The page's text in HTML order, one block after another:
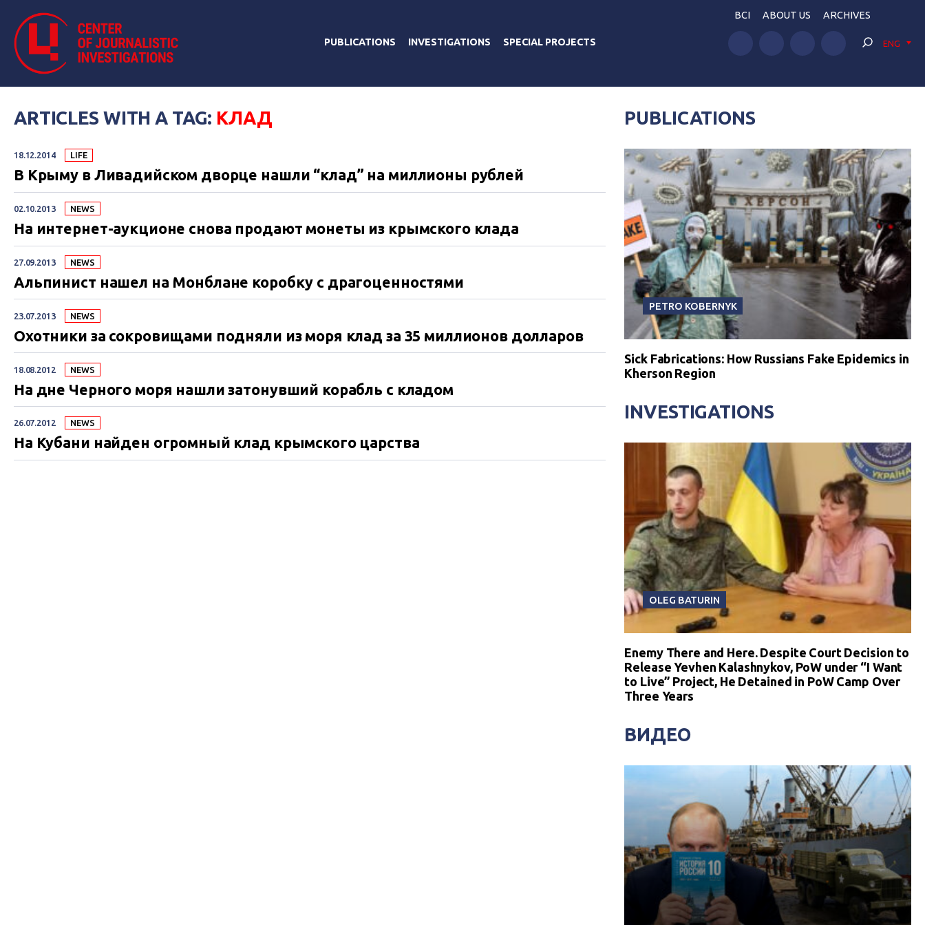
PUBLICATIONS INVESTIGATIONS SPECIAL PROJECTS
BCI ABOUT US ARCHIVES
ENG
ARTICLES WITH A TAG: КЛАД
18.12.2014 LIFE
В Крыму в Ливадийском дворце нашли “клад” на миллионы рублей
02.10.2013 NEWS
На интернет-аукционе снова продают монеты из крымского клада
27.09.2013 NEWS
Альпинист нашел на Монблане коробку с драгоценностями
23.07.2013 NEWS
Охотники за сокровищами подняли из моря клад за 35 миллионов долларов
18.08.2012 NEWS
На дне Черного моря нашли затонувший корабль с кладом
26.07.2012 NEWS
На Кубани найден огромный клад крымского царства
PUBLICATIONS
PETRO KOBERNYK
Sick Fabrications: How Russians Fake Epidemics in
Kherson Region
INVESTIGATIONS
OLEG BATURIN
Enemy There and Here. Despite Court Decision to
Release Yevhen Kalashnykov, PoW under “I Want
to Live” Project, He Detained in PoW Camp Over
Three Years
ВИДЕО